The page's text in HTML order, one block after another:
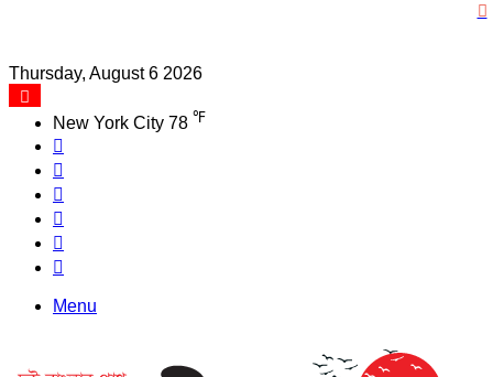
Thursday, August 6 2026
New York City 78 ℉
Menu